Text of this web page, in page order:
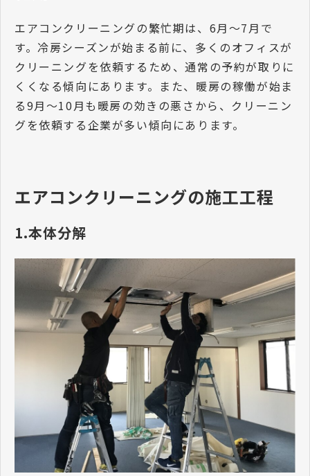
エアコンクリーニングの繁忙期は、6月〜7月で
す。冷房シーズンが始まる前に、多くのオフィスが
クリーニングを依頼するため、通常の予約が取りに
くくなる傾向にあります。また、暖房の稼働が始ま
る9月～10月も暖房の効きの悪さから、クリーニン
グを依頼する企業が多い傾向にあります。
エアコンクリーニングの施工工程
1.本体分解